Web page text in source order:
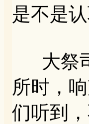
是不是
大祭司
所时，
们听到